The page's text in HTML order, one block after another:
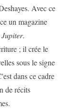
Avec ce
un magazine
Jupiter.
; il crée le
sous le signe
dans ce cadre
de récits